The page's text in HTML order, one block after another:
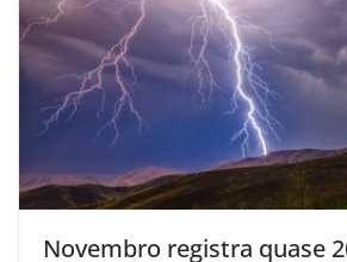
Novembro registra quase